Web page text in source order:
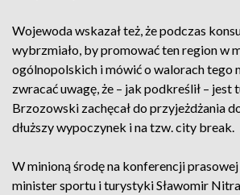
Wojewoda wskazał też, że podczas
wybrzmiało, by promować ten region w
ogólnopolskich i mówić o walorach tego
zwracać uwagę, że – jak podkreślił – jest
Brzozowski zachęcał do przyjeżdżania
dłuższy wypoczynek i na tzw. city break.
W minioną środę na konferencji
minister sportu i turystyki Sławomir